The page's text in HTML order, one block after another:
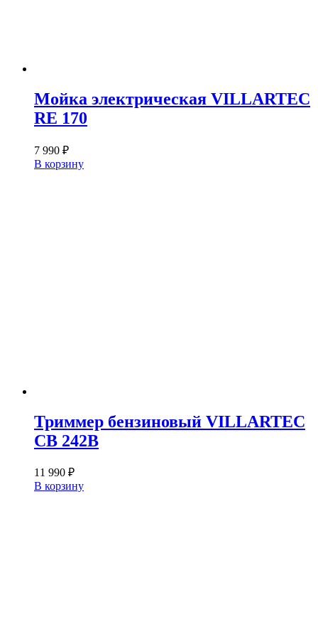
Мойка электрическая VILLARTEC
RE 170
7 990 ₽
В корзину
Триммер бензиновый VILLARTEC
CB 242B
11 990 ₽
В корзину